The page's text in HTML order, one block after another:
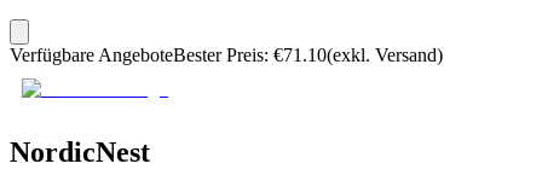
Verfügbare AngeboteBester Preis: €71.10(exkl. Versand)
NordicNest